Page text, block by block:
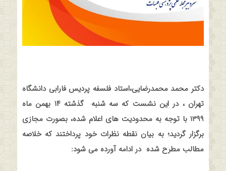
دکتر محمد محمدرضایی،استاد فلسفه پردیس فارابی دانشگاه
تهران ، در این نشست که سه شنبه
گذشته ۱۴ بهمن ماه
۱۳۹۹ با توجه به محدودیت های اعلام شده، بصورت مجازی
برگزار گردید؛ به بیان نقطه نظرات خود پرداختند که خلاصه
مطالب مطرح شده در ادامه آورده می شود: